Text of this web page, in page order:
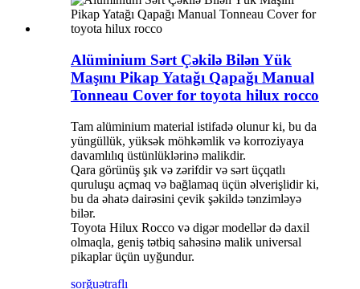
Alüminium Sərt Çəkilə Bilən Yük
Maşını Pikap Yatağı Qapağı Manual
Tonneau Cover for toyota hilux rocco
Tam alüminium material istifadə olunur ki, bu da
yüngüllük, yüksək möhkəmlik və korroziyaya
davamlılıq üstünlüklərinə malikdir.
Qara görünüş şık və zərifdir və sərt üçqatlı
quruluşu açmaq və bağlamaq üçün əlverişlidir ki,
bu da əhatə dairəsini çevik şəkildə tənzimləyə
bilər.
Toyota Hilux Rocco və digər modellər də daxil
olmaqla, geniş tətbiq sahəsinə malik universal
pikaplar üçün uyğundur.
sorğuətraflı